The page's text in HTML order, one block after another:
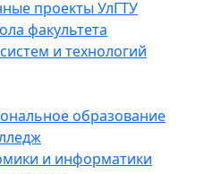
проекты УлГТУ
факультета
и технологий
образование
и информатики